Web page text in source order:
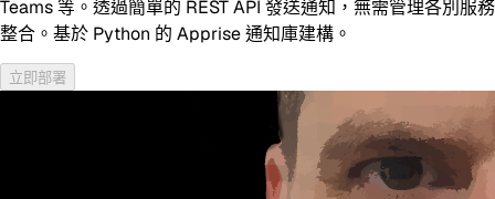
Teams 等。透過簡單的 REST API 發送通知，無需管理各別服務
整合。基於 Python 的 Apprise 通知庫建構。
立即部署